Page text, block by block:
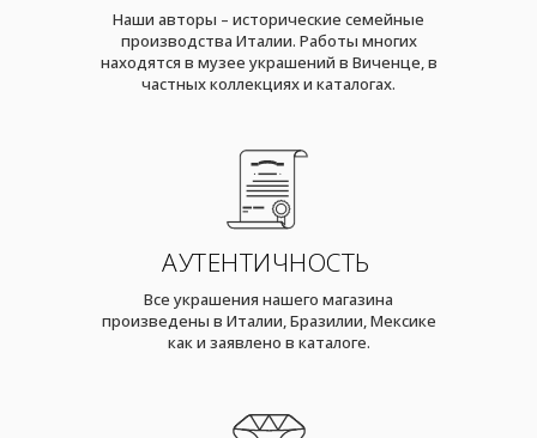
Наши авторы – исторические семейные
производства Италии. Работы многих
находятся в музее украшений в Виченце, в
частных коллекциях и каталогах.
АУТЕНТИЧНОСТЬ
Все украшения нашего магазина
произведены в Италии, Бразилии, Мексике
как и заявлено в каталоге.